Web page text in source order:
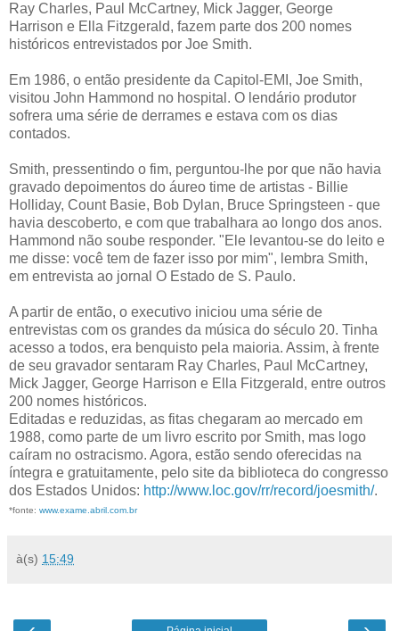
Ray Charles, Paul McCartney, Mick Jagger, George
Harrison e Ella Fitzgerald, fazem parte dos 200 nomes
históricos entrevistados por Joe Smith.
Em 1986, o então presidente da Capitol-EMI, Joe Smith,
visitou John Hammond no hospital. O lendário produtor
sofrera uma série de derrames e estava com os dias
contados.
Smith, pressentindo o fim, perguntou-lhe por que não havia
gravado depoimentos do áureo time de artistas - Billie
Holliday, Count Basie, Bob Dylan, Bruce Springsteen - que
havia descoberto, e com que trabalhara ao longo dos anos.
Hammond não soube responder. "Ele levantou-se do leito e
me disse: você tem de fazer isso por mim", lembra Smith,
em entrevista ao jornal O Estado de S. Paulo.
A partir de então, o executivo iniciou uma série de
entrevistas com os grandes da música do século 20. Tinha
acesso a todos, era benquisto pela maioria. Assim, à frente
de seu gravador sentaram Ray Charles, Paul McCartney,
Mick Jagger, George Harrison e Ella Fitzgerald, entre outros
200 nomes históricos.
Editadas e reduzidas, as fitas chegaram ao mercado em
1988, como parte de um livro escrito por Smith, mas logo
caíram no ostracismo. Agora, estão sendo oferecidas na
íntegra e gratuitamente, pelo site da biblioteca do congresso
dos Estados Unidos: http://www.loc.gov/rr/record/joesmith/.
*fonte: www.exame.abril.com.br
à(s) 15:49